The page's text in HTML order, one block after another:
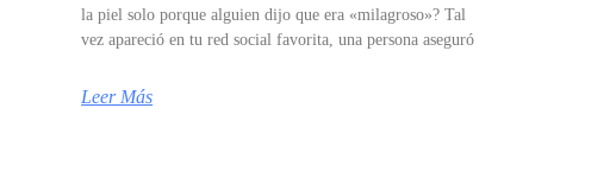
la piel solo porque alguien dijo que era «milagroso»? Tal
vez apareció en tu red social favorita, una persona aseguró
Leer Más